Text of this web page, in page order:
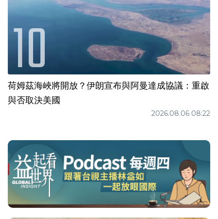
荷姆茲海峽將開放？伊朗宣布與阿曼達成協議：重啟
與否取決美國
2026.08.06 08:22